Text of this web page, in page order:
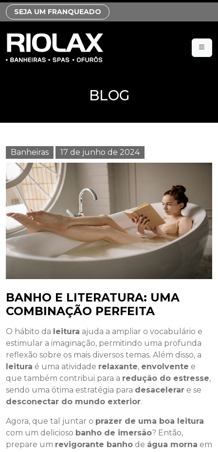
SEJA UM FRANQUEADO
BLOG
Banheiras 17 de junho de 2024
BANHO E LITERATURA: UMA
COMBINAÇÃO PERFEITA
O hábito da leitura ajuda a ampliar o vocabulário e
estimular a imaginação, permitindo uma profunda
reflexão sobre os mais diversos temas. Além disso, a
leitura é uma atividade relaxante, envolvente e
que também contribui para a redução do estresse,
sendo uma ótima estratégia para desacelerar e se
desconectar do mundo exterior.
Agora, que tal juntar o prazer de uma boa leitura
com um delicioso banho de imersão? Então,
prepare um revigorante banho de água morna em